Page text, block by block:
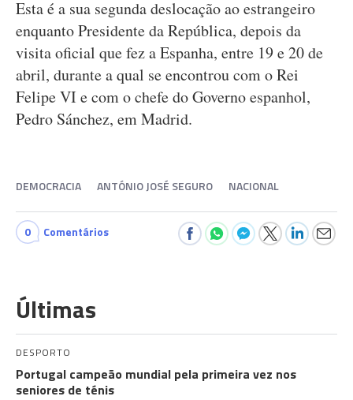
Esta é a sua segunda deslocação ao estrangeiro
enquanto Presidente da República, depois da
visita oficial que fez a Espanha, entre 19 e 20 de
abril, durante a qual se encontrou com o Rei
Felipe VI e com o chefe do Governo espanhol,
Pedro Sánchez, em Madrid.
DEMOCRACIA ANTÓNIO JOSÉ SEGURO NACIONAL
0 Comentários
Últimas
DESPORTO
Portugal campeão mundial pela primeira vez nos
seniores de ténis